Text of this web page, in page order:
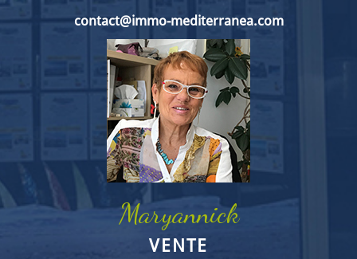
contact@immo-mediterranea.com
Maryannick
VENTE